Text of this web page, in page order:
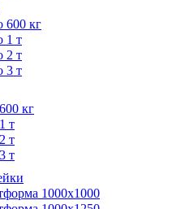
600 кг
1 т
2 т
3 т
кг
т
т
т
1000х1000